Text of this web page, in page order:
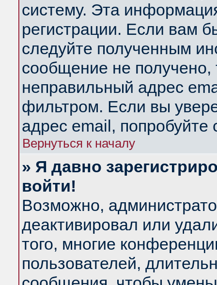
систему. Эта
регистрации. Если вам
следуйте полученным
сообщение не получено,
неправильный адрес
фильтром. Если вы
адрес email, попробуйте
Вернуться к началу
» Я давно
войти!
Возможно,
деактивировал или
того, многие
пользователей,